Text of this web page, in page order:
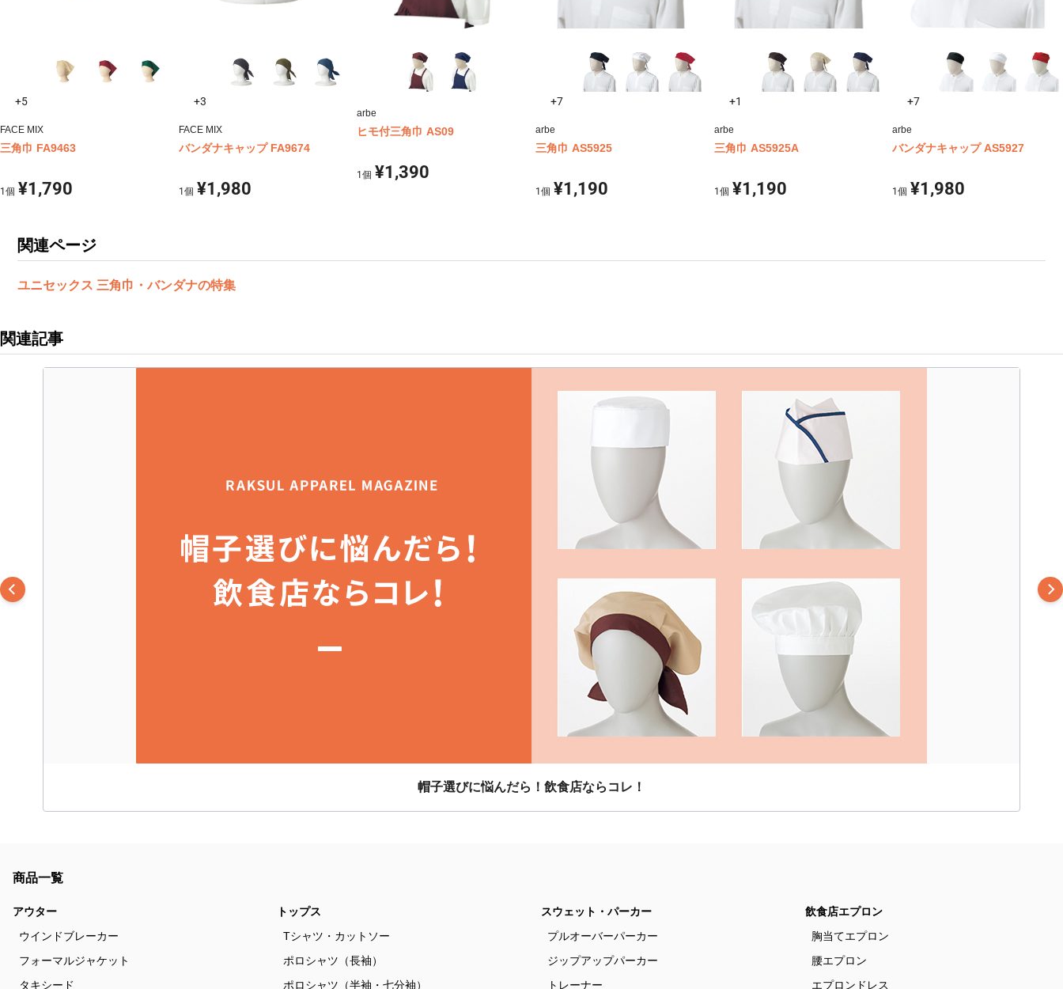
+5
FACE MIX
三角巾 FA9463
1 個 ¥1,790
+3
FACE MIX
バンダナキャップ FA9674
1 個 ¥1,980
arbe
ヒモ付三角巾 AS09
1個 ¥1,390
+7
arbe
三角巾 AS5925
1 個 ¥1,190
+1
arbe
三角巾 AS5925A
1 個 ¥1,190
+7
arbe
バンダナキャップ AS5927
1個 ¥1,980
関連ページ
ユニセックス 三角巾・バンダナの特集
関連記事
帽子選びに悩んだら！飲食店ならコレ！
商品一覧
アウター
ウインドブレーカー
フォーマルジャケット
タキシード
トップス
Tシャツ・カットソー
ポロシャツ（長袖）
ポロシャツ（半袖・七分袖）
スウェット・パーカー
プルオーバーパーカー
ジップアップパーカー
トレーナー
飲食店エプロン
胸当てエプロン
腰エプロン
エプロンドレス